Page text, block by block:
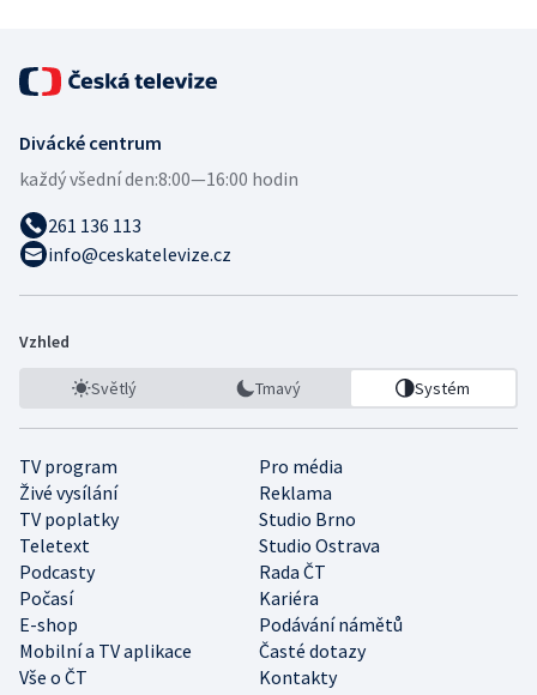
Divácké centrum
každý všední den:8:00—16:00 hodin
261 136 113
info@ceskatelevize.cz
Vzhled
Světlý Tmavý Systém
TV program
Pro média
Živé vysílání
Reklama
TV poplatky
Studio Brno
Teletext
Studio Ostrava
Podcasty
Rada ČT
Počasí
Kariéra
E-shop
Podávání námětů
Mobilní a TV aplikace
Časté dotazy
Vše o ČT
Kontakty